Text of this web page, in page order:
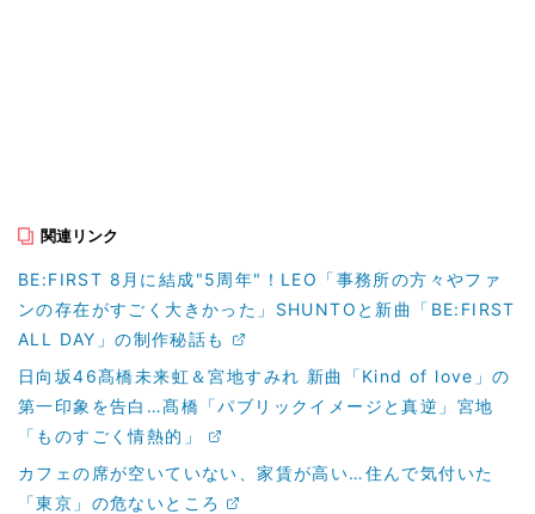
関連リンク
BE:FIRST 8月に結成"5周年"！LEO「事務所の方々やファ
ンの存在がすごく大きかった」SHUNTOと新曲「BE:FIRST
ALL DAY」の制作秘話も
日向坂46髙橋未来虹＆宮地すみれ 新曲「Kind of love」の
第一印象を告白…髙橋「パブリックイメージと真逆」宮地
「ものすごく情熱的」
カフェの席が空いていない、家賃が高い…住んで気付いた
「東京」の危ないところ